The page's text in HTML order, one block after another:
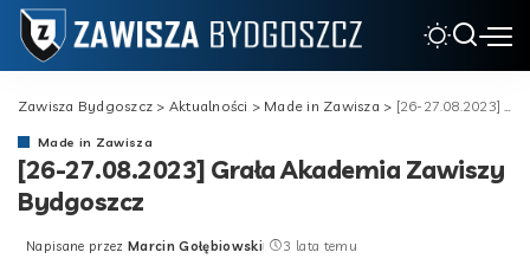
Zawisza Bydgoszcz > Aktualności > Made in Zawisza > [26-27.08.2023] Grała Akademia Zawiszy Bydgoszcz
Made in Zawisza
[26-27.08.2023] Grała Akademia Zawiszy
Bydgoszcz
Posted
Napisane przez Marcin Gołębiowski 3 lata temu